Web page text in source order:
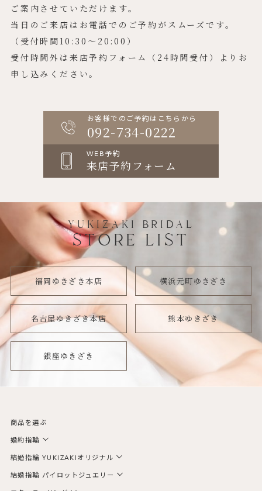
ご案内させていただけます。
当日のご来店はお電話でのご予約がスムーズです。
（受付時間10:30〜20:00）
受付時間外は来店予約フォーム（24時間受付）よりお
申し込みください。
お客様でのご予約はこちらから
092-734-0222
WEB予約
来店予約フォーム
YUKIZAKI BRIDAL
STORE LIST
福岡ゆきざき本店 横浜元町ゆきざき
名古屋ゆきざき本店 熊本ゆきざき
銀座ゆきざき
商品を選ぶ
婚約指輪
結婚指輪 YUKIZAKIオリジナル
結婚指輪 パイロットジュエリー